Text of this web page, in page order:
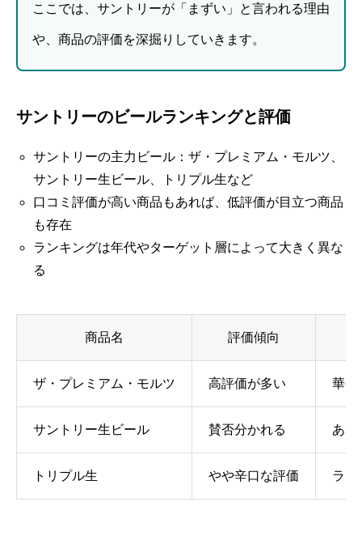
ここでは、サントリーが「まずい」と言われる理由
や、商品の評価を深掘りしていきます。
サントリーのビールランキングと評価
サントリーの主力ビール：ザ・プレミアム・モルツ、
サントリー生ビール、トリプル生など
口コミ評価が高い商品もあれば、低評価が目立つ商品
も存在
ランキングは年代やターゲット層によって大きく異な
る
商品名 評価傾向
ザ・プレミアム・モルツ 高評価が多い 華や
サントリー生ビール 賛否分かれる あっ
トリプル生 やや辛口な評価 ライ